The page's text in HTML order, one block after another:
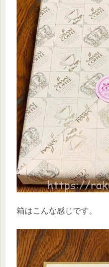
箱はこんな感じです。